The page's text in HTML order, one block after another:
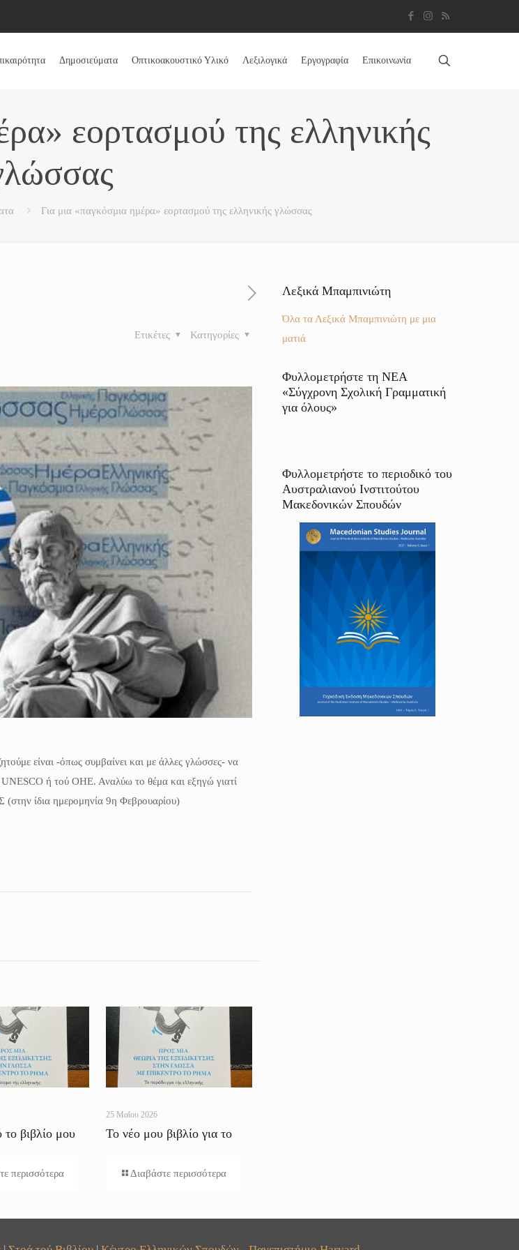
Δημοσιεύματα Οπτικοακουστικό Υλικό Λεξιλογικά Εργογραφία Επικοινωνία
εορτασμού της ελληνικής
Για μια «παγκόσμια ημέρα» εορτασμού της ελληνικής γλώσσας
Κατηγορίες
Ετικέτες
είναι -όπως συμβαίνει και με άλλες γλώσσες- να
ή τού ΟΗΕ. Αναλύω το θέμα και εξηγώ γιατί
ίδια ημερομηνία 9η Φεβρουαρίου)
βιβλίο μου
περισσότερα
25 Μαΐου 2026
Το νέο μου βιβλίο για το
Διαβάστε περισσότερα
Λεξικά Μπαμπινιώτη
Όλα τα Λεξικά Μπαμπινιώτη με μια
ματιά
Φυλλομετρήστε τη ΝΕΑ
«Σύγχρονη Σχολική Γραμματική
για όλους»
Φυλλομετρήστε το περιοδικό του
Αυστραλιανού Ινστιτούτου
Μακεδονικών Σπουδών